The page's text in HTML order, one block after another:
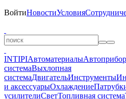
ВойтиНовостиУсловия
INTIPIАвтоматериалы
системаВыхлопная
системаДвигательИнструменты
и аксессуарыОхлаждение
усилителиСветТопливная система